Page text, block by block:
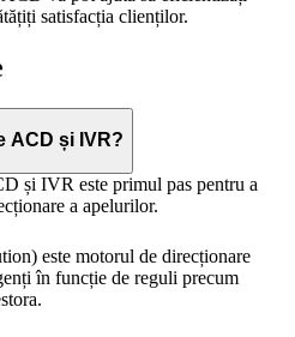
satisfacția clienților.
ACD și IVR?
și IVR este primul pas pentru a
a apelurilor.
este motorul de direcționare
în funcție de reguli precum